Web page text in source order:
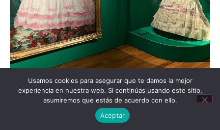
Usamos cookies para asegurar que te damos la mejor
experiencia en nuestra web. Si continúas usando este sitio,
asumiremos que estás de acuerdo con ello.
Aceptar